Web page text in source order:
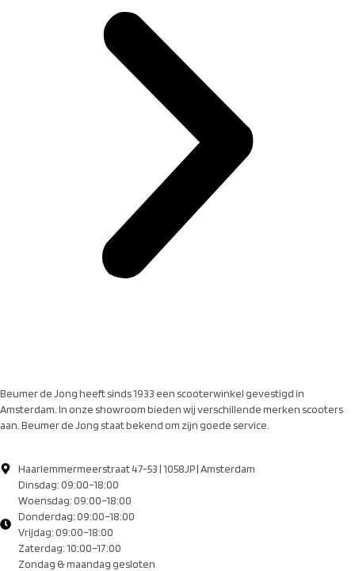
Beumer de Jong heeft sinds 1933 een scooterwinkel gevestigd in
Amsterdam. In onze showroom bieden wij verschillende merken scooters
aan. Beumer de Jong staat bekend om zijn goede service.
Haarlemmermeerstraat 47-53 | 1058JP | Amsterdam
Dinsdag: 09:00–18:00
Woensdag: 09:00–18:00
Donderdag: 09:00–18:00
Vrijdag: 09:00–18:00
Zaterdag: 10:00–17:00
Zondag & maandag gesloten